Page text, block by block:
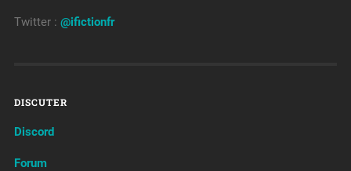
Twitter : @ifictionfr
DISCUTER
Discord
Forum